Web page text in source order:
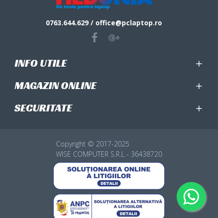
0763.644.629 / office@pclaptop.ro
INFO UTILE
MAGAZIN ONLINE
SECURITATE
Copyright © 2017-2025
WISE COMPUTER S.R.L - 36438720